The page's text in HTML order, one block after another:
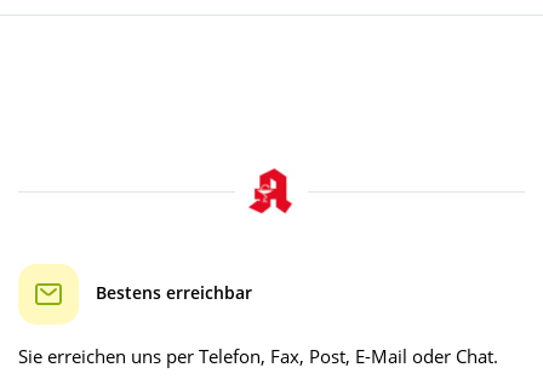
Bestens erreichbar
Sie erreichen uns per Telefon, Fax, Post, E-Mail oder Chat.